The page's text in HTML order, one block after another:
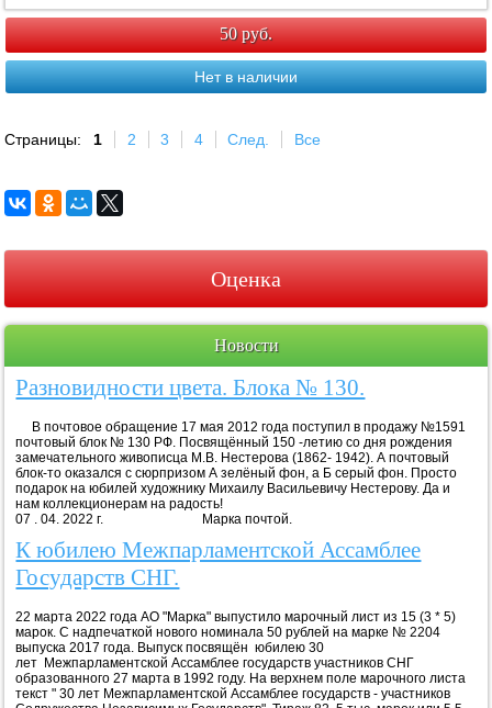
50 руб.
Нет в наличии
Страницы: 1 2 3 4 След. Все
Оценка
Новости
Разновидности цвета. Блока № 130.
В почтовое обращение 17 мая 2012 года поступил в продажу №1591
почтовый блок № 130 РФ. Посвящённый 150 -летию со дня рождения
замечательного живописца М.В. Нестерова (1862- 1942). А почтовый
блок-то оказался с сюрпризом А зелёный фон, а Б серый фон. Просто
подарок на юбилей художнику Михаилу Васильевичу Нестерову. Да и
нам коллекционерам на радость!
07 . 04. 2022 г. Марка почтой.
К юбилею Межпарламентской Ассамблее
Государств СНГ.
22 марта 2022 года АО "Марка" выпустило марочный лист из 15 (3 * 5)
марок. С надпечаткой нового номинала 50 рублей на марке № 2204
выпуска 2017 года. Выпуск посвящён юбилею 30
лет Межпарламентской Ассамблее государств участников СНГ
образованного 27 марта в 1992 году. На верхнем поле марочного листа
текст " 30 лет Межпарламентской Ассамблее государств - участников